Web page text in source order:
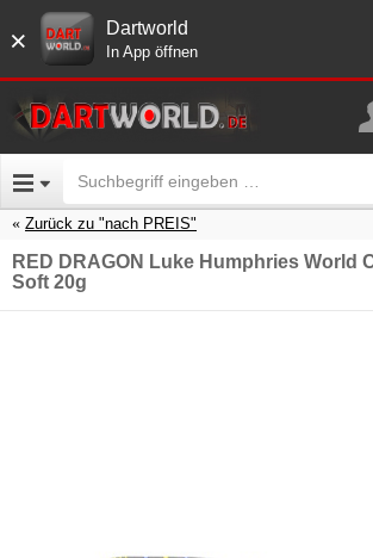
× Dartworld
In App öffnen
Zurück zu "nach PREIS"
RED DRAGON Luke Humphries World
Soft 20g